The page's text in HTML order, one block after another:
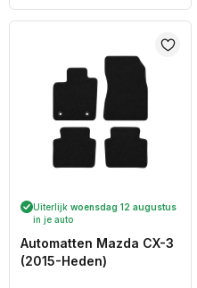
Uiterlijk woensdag 12 augustus
in je auto
Automatten Mazda CX-3
(2015-Heden)